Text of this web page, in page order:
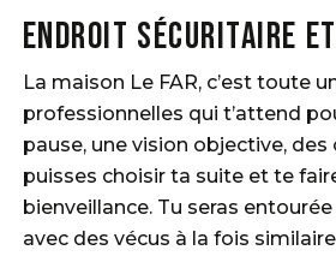
Endroit sécuritaire
La maison Le FAR, c’est toute
professionnelles qui t’attend
pause, une vision objective,
puisses choisir ta suite et te
bienveillance. Tu seras
avec des vécus à la fois